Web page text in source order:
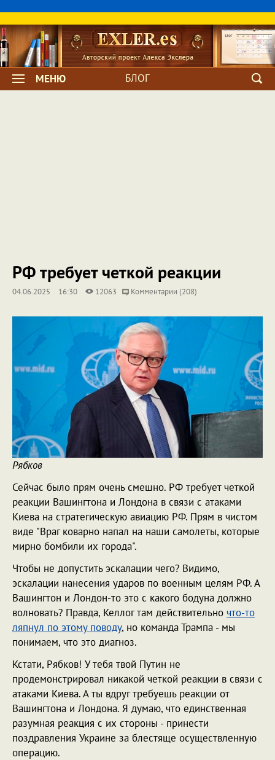
МЕНЮ БЛОГ
РФ требует четкой реакции
04.06.2025 16:30 12063 Комментарии (208)
Рябков
Сейчас было прям очень смешно. РФ требует четкой
реакции Вашингтона и Лондона в связи с атаками
Киева на стратегическую авиацию РФ. Прям в чистом
виде "Враг коварно напал на наши самолеты, которые
мирно бомбили их города".
Чтобы не допустить эскалации чего? Видимо,
эскалации нанесения ударов по военным целям РФ. А
Вашингтон и Лондон-то это с какого бодуна должно
волновать? Правда, Келлог там действительно что-то
ляпнул по этому поводу, но команда Трампа - мы
понимаем, что это диагноз.
Кстати, Рябков! У тебя твой Путин не
продемонстрировал никакой четкой реакции в связи с
атаками Киева. А ты вдруг требуешь реакции от
Вашингтона и Лондона. Я думаю, что единственная
разумная реакция с их стороны - принести
поздравления Украине за блестяще осуществленную
операцию.